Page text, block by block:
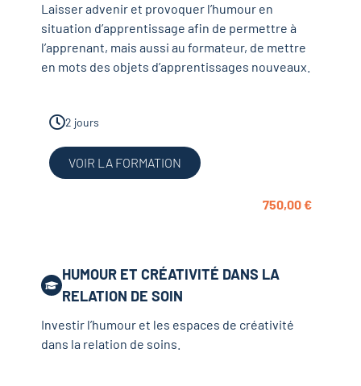
Laisser advenir et provoquer l’humour en
situation d’apprentissage afin de permettre à
l’apprenant, mais aussi au formateur, de mettre
en mots des objets d’apprentissages nouveaux.
2 jours
VOIR LA FORMATION
750,00€
HUMOUR ET CRÉATIVITÉ DANS LA
RELATION DE SOIN
Investir l’humour et les espaces de créativité
dans la relation de soins.